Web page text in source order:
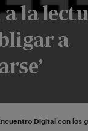
la
a
Digital con los